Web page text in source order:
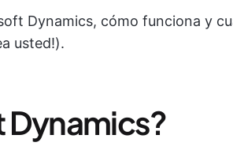
Dynamics, cómo funciona y
usted!).
Dynamics?